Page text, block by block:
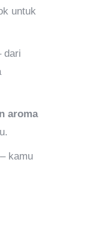
untuk
dari
aroma
– kamu